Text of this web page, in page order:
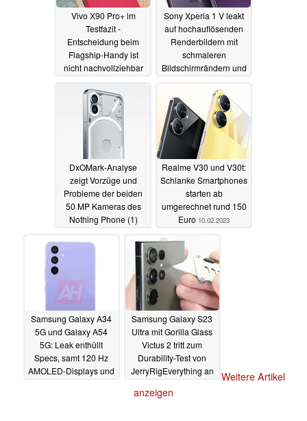
Vivo X90 Pro+ im
Testfazit -
Entscheidung beim
Flagship-Handy ist
nicht nachvollziehbar
Sony Xperia 1 V leakt
auf hochauflösenden
Renderbildern mit
schmaleren
Bildschirmrändern und
Kameramodul11.02.2023
DxOMark-Analyse
zeigt Vorzüge und
Probleme der beiden
50 MP Kameras des
Nothing Phone (1)
Realme V30 und V30t:
Schlanke Smartphones
starten ab
umgerechnet rund 150
Euro 10.02.2023
Samsung Galaxy A34
5G und Galaxy A54
5G: Leak enthüllt
Specs, samt 120 Hz
AMOLED-Displays und
Samsung Galaxy S23
Ultra mit Gorilla Glass
Victus 2 tritt zum
Durability-Test von
JerryRigEverything an
Weitere Artikel
anzeigen